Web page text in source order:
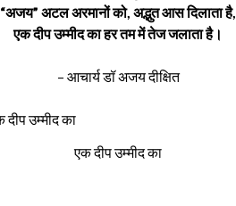
“अजय” अटल अरमानों को, अद्भुत आस दिलाता है,
एक दीप उम्मीद का हर तम में तेज जलाता है।
– आचार्य डॉ अजय दीक्षित
एक दीप उम्मीद का